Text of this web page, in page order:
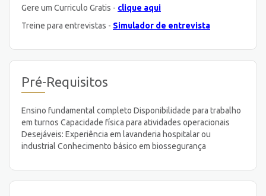
Gere um Curriculo Gratis - clique aqui
Treine para entrevistas - Simulador de entrevista
Pré-Requisitos
Ensino fundamental completo Disponibilidade para trabalho
em turnos Capacidade física para atividades operacionais
Desejáveis: Experiência em lavanderia hospitalar ou
industrial Conhecimento básico em biossegurança